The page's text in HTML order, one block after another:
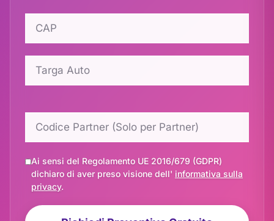
Ai sensi del Regolamento UE 2016/679 (GDPR)
dichiaro di aver preso visione dell' informativa sulla
privacy.